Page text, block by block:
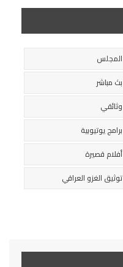
المجلس
بث مباشر
وثائقي
برامج يوتيوبية
أفلام قصيرة
توثيق الغزو العراقي